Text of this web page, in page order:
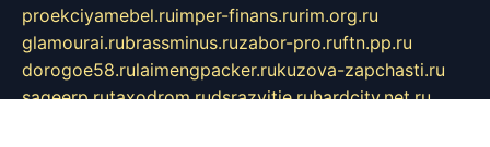
proekciyamebel.ruimper-finans.rurim.org.ru
glamourai.rubrassminus.ruzabor-pro.ruftn.pp.ru
dorogoe58.rulaimengpacker.rukuzova-zapchasti.ru
sageerp.rutaxodrom.rudsrazvitie.ruhardcity.net.ru